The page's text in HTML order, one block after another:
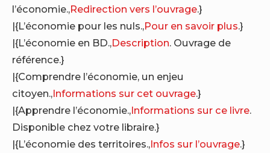
l’économie.,Redirection vers l’ouvrage.}
|{L’économie pour les nuls.,Pour en savoir plus.}
|{L’économie en BD.,Description. Ouvrage de
référence.}
|{Comprendre l’économie, un enjeu
citoyen.,Informations sur cet ouvrage.}
|{Apprendre l’économie.,Informations sur ce livre.
Disponible chez votre libraire.}
|{L’économie des territoires.,Infos sur l’ouvrage.}